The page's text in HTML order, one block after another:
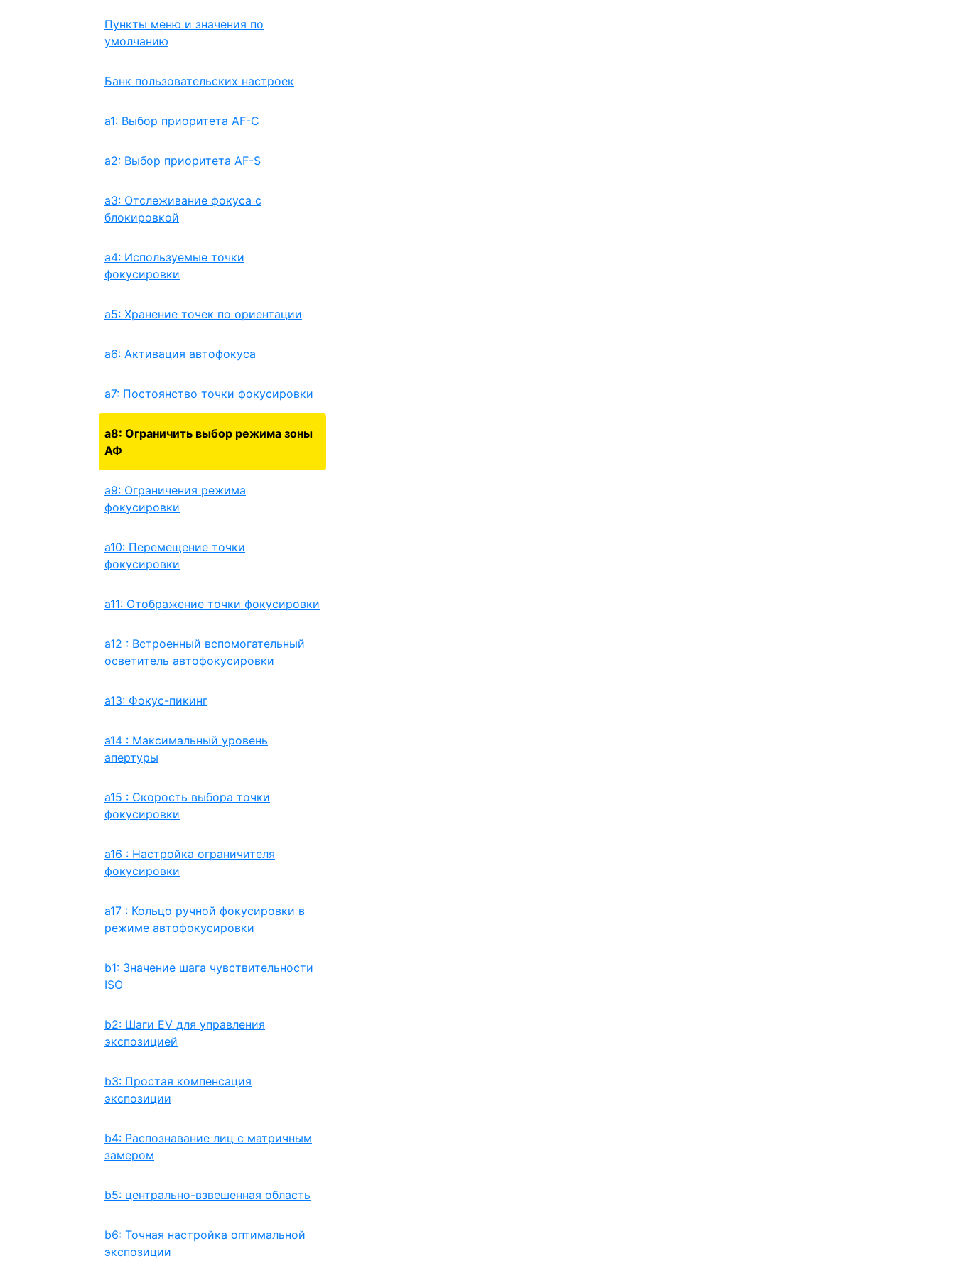
Пункты меню и значения по
умолчанию
Банк пользовательских настроек
a1: Выбор приоритета AF-C
a2: Выбор приоритета AF-S
a3: Отслеживание фокуса с
блокировкой
a4: Используемые точки
фокусировки
a5: Хранение точек по ориентации
a6: Активация автофокуса
a7: Постоянство точки фокусировки
a8: Ограничить выбор режима зоны
АФ
a9: Ограничения режима
фокусировки
a10: Перемещение точки
фокусировки
a11: Отображение точки фокусировки
a12 : Встроенный вспомогательный
осветитель автофокусировки
a13: Фокус-пикинг
a14 : Максимальный уровень
апертуры
a15 : Скорость выбора точки
фокусировки
a16 : Настройка ограничителя
фокусировки
a17 : Кольцо ручной фокусировки в
режиме автофокусировки
b1: Значение шага чувствительности
ISO
b2: Шаги EV для управления
экспозицией
b3: Простая компенсация
экспозиции
b4: Распознавание лиц с матричным
замером
b5: центрально-взвешенная область
b6: Точная настройка оптимальной
экспозиции